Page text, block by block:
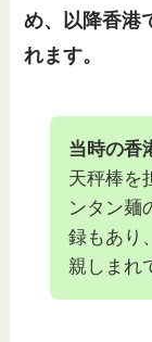
め、以降香港
れます。
当時の香
天秤棒を
ンタン麺
録もあり
親しまれ